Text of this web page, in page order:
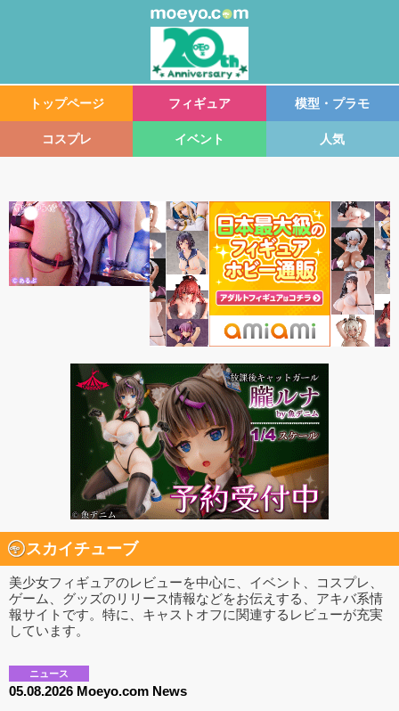
トップページ フィギュア 模型・プラモ
コスプレ イベント 人気
スカイチューブ
美少女フィギュアのレビューを中心に、イベント、コスプレ、
ゲーム、グッズのリリース情報などをお伝えする、アキバ系情
報サイトです。特に、キャストオフに関連するレビューが充実
しています。
ニュース
05.08.2026 Moeyo.com News